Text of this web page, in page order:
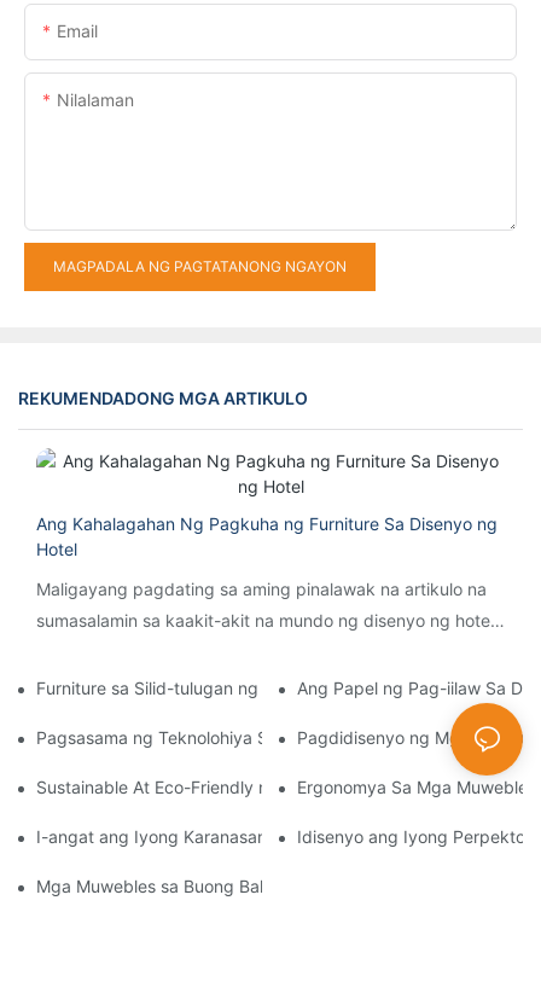
Email
Nilalaman
MAGPADALA NG PAGTATANONG NGAYON
REKUMENDADONG MGA ARTIKULO
Ang Kahalagahan Ng Pagkuha ng Furniture Sa Disenyo ng
Hotel
Maligayang pagdating sa aming pinalawak na artikulo na
sumasalamin sa kaakit-akit na mundo ng disenyo ng hotel,
napapansing kritikal na aspeto - muwebles...
Furniture sa Silid-tulugan ng Hotel: Pag-curate ng Isang
Ang Papel ng Pag-iilaw Sa
Pagsasama ng Teknolohiya Sa Hotel Bedroom Furniture Para
Pagdidisenyo ng Mga Silid-
Sustainable At Eco-Friendly na Mga Pagpipilian sa Furniture
Ergonomya Sa Mga
I-angat ang Iyong Karanasan sa Kainan Gamit ang Full House
Idisenyo ang Iyong
Mga Muwebles sa Buong Bahay: Pagandahin ang Iyong Silid-